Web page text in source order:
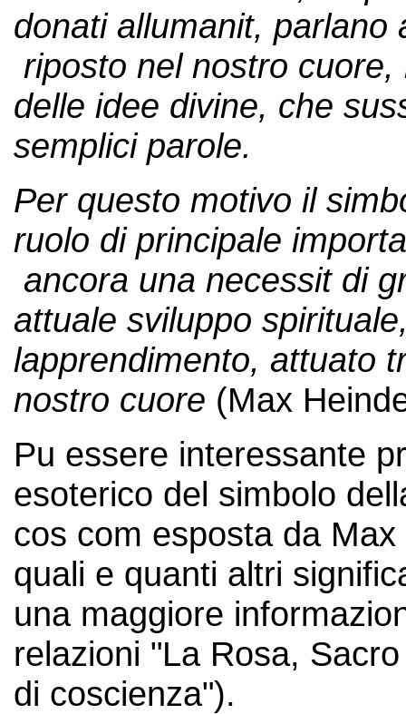
donati allumanit, parlano
riposto nel nostro
delle idee divine, che
semplici parole.
Per questo motivo il
ruolo di principale
ancora una necessit di
attuale sviluppo
lapprendimento, attuato
nostro cuore (Max
Pu essere interessante
esoterico del simbolo
cos com esposta da
quali e quanti altri
una maggiore
relazioni "La Rosa,
di coscienza").